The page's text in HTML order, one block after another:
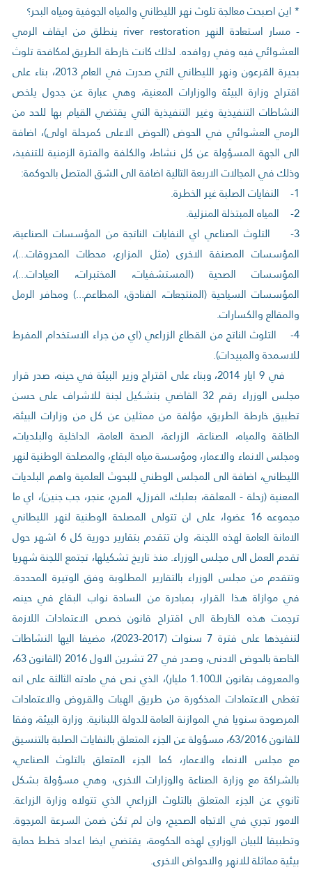
* اين اصبحت معالجة تلوث نهر الليطاني والمياه الجوفية ومياه البحر؟
- مسار استعادة النهر river restoration ينطلق من ايقاف الرمي
العشوائي فيه وفي روافده. لذلك كانت خارطة الطريق لمكافحة تلوث
بحيرة القرعون ونهر الليطاني التي صدرت في العام 2013، بناء على
اقتراح وزارة البيئة والوزارات المعنية، وهي عبارة عن جدول يلخص
النشاطات التنفيذية وغير التنفيذية التي يقتضي القيام بها للحد من
الرمي العشوائي في الحوض (الحوض الاعلى كمرحلة اولى)، اضافة
الى الجهة المسؤولة عن كل نشاط، والكلفة والفترة الزمنية للتنفيذ،
وذلك في المجالات الاربعة التالية اضافة الى الشق المتصل بالحوكمة:
1- النفايات الصلبة غير الخطرة.
2- المياه المبتذلة المنزلية.
3- التلوث الصناعي اي النفايات الناتجة من المؤسسات الصناعية،
المؤسسات المصنفة الاخرى (مثل المزارع، محطات المحروقات...)،
المؤسسات الصحية (المستشفيات، المختبرات، العيادات...)،
المؤسسات السياحية (المنتجعات، الفنادق، المطاعم...) ومحافر الرمل
والمقالع والكسارات.
4- التلوث الناتج من القطاع الزراعي (اي من جراء الاستخدام المفرط
للاسمدة والمبيدات).
في 9 ايار 2014، وبناء على اقتراح وزير البيئة في حينه، صدر قرار
مجلس الوزراء رقم 32 القاضي بتشكيل لجنة للاشراف على حسن
تطبيق خارطة الطريق، مؤلفة من ممثلين عن كل من وزارات البيئة،
الطاقة والمياه، الصناعة، الزراعة، الصحة العامة، الداخلية والبلديات،
ومجلس الانماء والاعمار، ومؤسسة مياه البقاع، والمصلحة الوطنية لنهر
الليطاني، اضافة الى المجلس الوطني للبحوث العلمية واهم البلديات
المعنية (زحلة - المعلقة، بعلبك، الفرزل، المرج، عنجر، جب جنين)، اي ما
مجموعه 16 عضوا، على ان تتولى المصلحة الوطنية لنهر الليطاني
الامانة العامة لهذه اللجنة، وان تتقدم بتقارير دورية كل 6 اشهر حول
تقدم العمل الى مجلس الوزراء. منذ تاريخ تشكيلها، تجتمع اللجنة شهريا
وتتقدم من مجلس الوزراء بالتقارير المطلوبة وفق الوتيرة المحددة.
في موازاة هذا القرار، بمبادرة من السادة نواب البقاع في حينه،
ترجمت هذه الخارطة الى اقتراح قانون خصص الاعتمادات اللازمة
لتنفيذها على فترة 7 سنوات (2017-2023)، مضيفا اليها النشاطات
الخاصة بالحوض الادنى، وصدر في 27 تشرين الاول 2016 (القانون 63،
والمعروف بقانون الـ1.100 مليار)، الذي نص في مادته الثالثة على انه
تغطى الاعتمادات المذكورة من طريق الهبات والقروض والاعتمادات
المرصودة سنويا في الموازنة العامة للدولة اللبنانية. وزارة البيئة، وفقا
للقانون 63/2016، مسؤولة عن الجزء المتعلق بالنفايات الصلبة بالتنسيق
مع مجلس الانماء والاعمار، كما الجزء المتعلق بالتلوث الصناعي،
بالشراكة مع وزارة الصناعة والوزارات الاخرى، وهي مسؤولة بشكل
ثانوي عن الجزء المتعلق بالتلوث الزراعي الذي تتولاه وزارة الزراعة.
الامور تجري في الاتجاه الصحيح، وان لم تكن ضمن السرعة المرجوة.
وتطبيقا للبيان الوزاري لهذه الحكومة، يقتضي ايضا اعداد خطط حماية
بيئية مماثلة للانهر والاحواض الاخرى.